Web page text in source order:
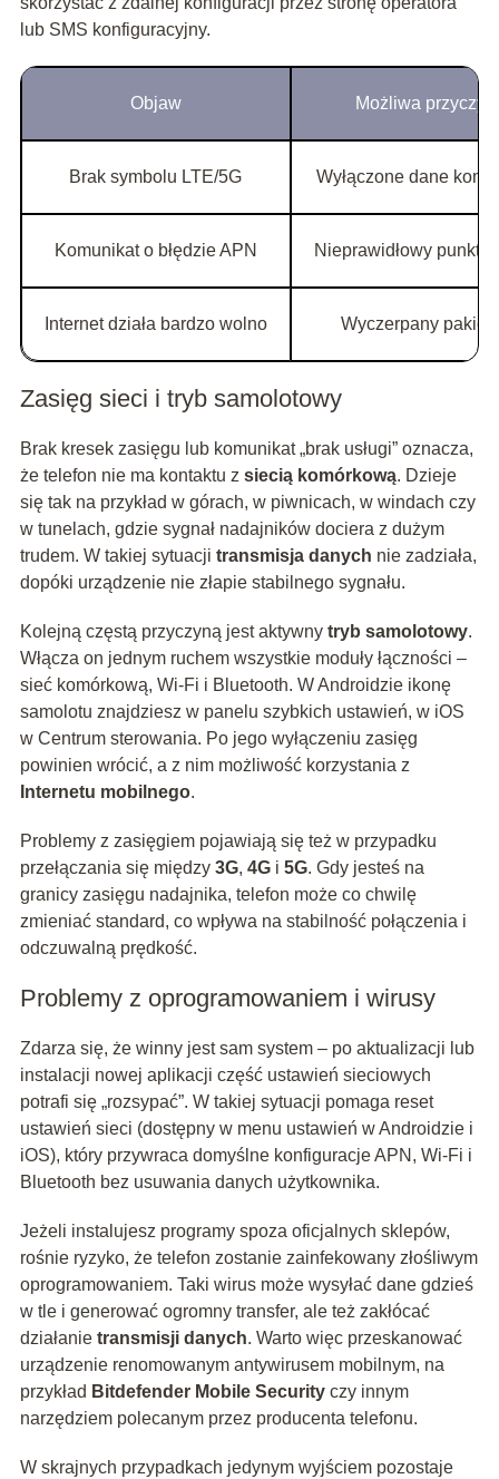
lub SMS konfiguracyjny.
Objaw Możliwa
Brak symbolu LTE/5G Wyłączone dane
Komunikat o błędzie APN Nieprawidłowy punkt
Internet działa bardzo wolno Wyczerpany pakiet
Zasięg sieci i tryb samolotowy
Brak kresek zasięgu lub komunikat „brak usługi” oznacza,
że telefon nie ma kontaktu z siecią komórkową. Dzieje
się tak na przykład w górach, w piwnicach, w windach czy
w tunelach, gdzie sygnał nadajników dociera z dużym
trudem. W takiej sytuacji transmisja danych nie zadziała,
dopóki urządzenie nie złapie stabilnego sygnału.
Kolejną częstą przyczyną jest aktywny tryb samolotowy.
Włącza on jednym ruchem wszystkie moduły łączności –
sieć komórkową, Wi‑Fi i Bluetooth. W Androidzie ikonę
samolotu znajdziesz w panelu szybkich ustawień, w iOS
w Centrum sterowania. Po jego wyłączeniu zasięg
powinien wrócić, a z nim możliwość korzystania z
Internetu mobilnego.
Problemy z zasięgiem pojawiają się też w przypadku
przełączania się między 3G, 4Gi 5G. Gdy jesteś na
granicy zasięgu nadajnika, telefon może co chwilę
zmieniać standard, co wpływa na stabilność połączenia i
odczuwalną prędkość.
Problemy z oprogramowaniem i wirusy
Zdarza się, że winny jest sam system – po aktualizacji lub
instalacji nowej aplikacji część ustawień sieciowych
potrafi się „rozsypać”. W takiej sytuacji pomaga reset
ustawień sieci (dostępny w menu ustawień w Androidzie i
iOS), który przywraca domyślne konfiguracje APN, Wi‑Fi i
Bluetooth bez usuwania danych użytkownika.
Jeżeli instalujesz programy spoza oficjalnych sklepów,
rośnie ryzyko, że telefon zostanie zainfekowany złośliwym
oprogramowaniem. Taki wirus może wysyłać dane gdzieś
w tle i generować ogromny transfer, ale też zakłócać
działanie transmisji danych. Warto więc przeskanować
urządzenie renomowanym antywirusem mobilnym, na
przykład Bitdefender Mobile Securityczy innym
narzędziem polecanym przez producenta telefonu.
W skrajnych przypadkach jedynym wyjściem pozostaje